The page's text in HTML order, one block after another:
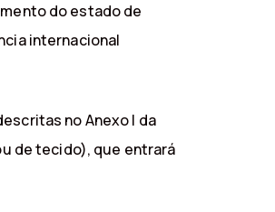
do estado de
internacional
no Anexo I da
de tecido), que entrará